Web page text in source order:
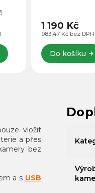
v
983,47 Kč bez DPH
1 190 Kč
Do košíku
široké škály
zařízení – od
až po
Disponuje
vložit
a přes
bez
a s USB